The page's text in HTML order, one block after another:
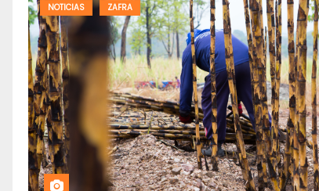
NOTICIAS ZAFRA